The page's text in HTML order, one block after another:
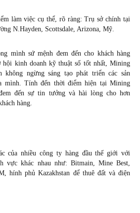
làm việc cụ thể, rõ ràng: Trụ sở chính tại
N.Hayden, Scottsdale, Arizona, Mỹ.
mình sứ mệnh đem đến cho khách hàng
hội kinh doanh kỹ thuật số tốt nhất, Mining
không ngừng sáng tạo phát triển các sản
mình. Tính đến thời điểm hiện tại Mining
đến sự tin tưởng và hài lòng cho hơn
hàng.
của nhiều công ty hàng đầu thế giới với
vực khác nhau như: Bitmain, Mine Best,
hính phủ Kazakhstan để thuê đất và điện